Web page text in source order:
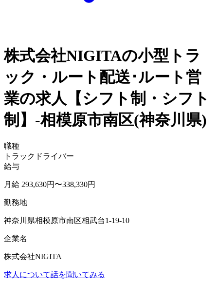
株式会社NIGITAの小型トラ
ック・ルート配送･ルート営
業の求人【シフト制・シフト
制】-相模原市南区(神奈川県)
職種
トラックドライバー
給与
月給 293,630円〜338,330円
勤務地
神奈川県相模原市南区相武台1-19-10
企業名
株式会社NIGITA
求人について話を聞いてみる